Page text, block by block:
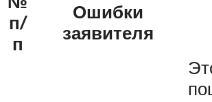
п/
п
Ошибки
заявителя